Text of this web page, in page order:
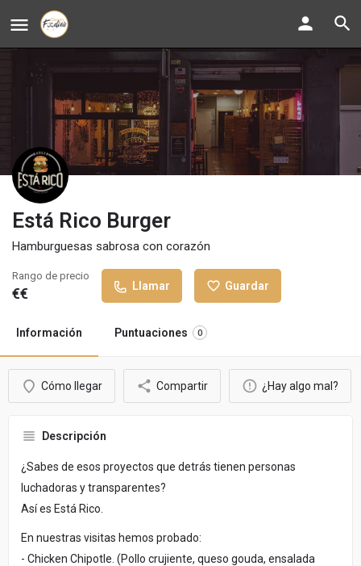
Está Rico Burger
Hamburguesas sabrosa con corazón
Rango de precio
€€ Llamar Guardar
Información Puntuaciones 0
Cómo llegar Compartir ¿Hay algo mal?
Descripción
¿Sabes de esos proyectos que detrás tienen personas
luchadoras y transparentes?
Así es Está Rico.
En nuestras visitas hemos probado:
- Chicken Chipotle. (Pollo crujiente, queso gouda, ensalada